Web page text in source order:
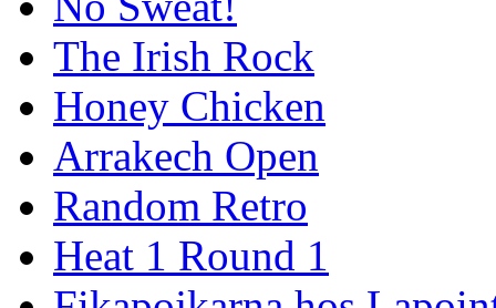
The Irish Rock
Honey Chicken
Arrakech Open
Random Retro
Heat 1 Round 1